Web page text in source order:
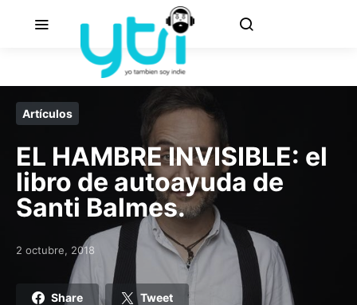
Artículos
EL HAMBRE INVISIBLE: el
libro de autoayuda de
Santi Balmes.
Posted on
2 octubre, 2018
Share Tweet